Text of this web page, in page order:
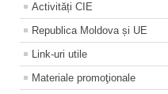
Activități CIE
Republica Moldova și UE
Link-uri utile
Materiale promoţionale